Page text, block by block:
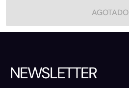
AGOTADO
NEWSLETTER